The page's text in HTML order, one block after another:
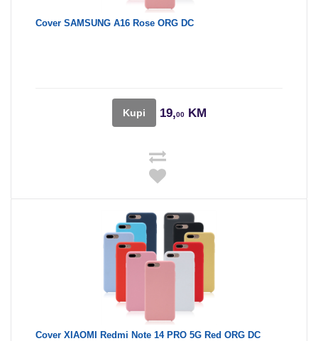
Cover SAMSUNG A16 Rose ORG DC
Kupi 19,00KM
Cover XIAOMI Redmi Note 14 PRO 5G Red ORG DC